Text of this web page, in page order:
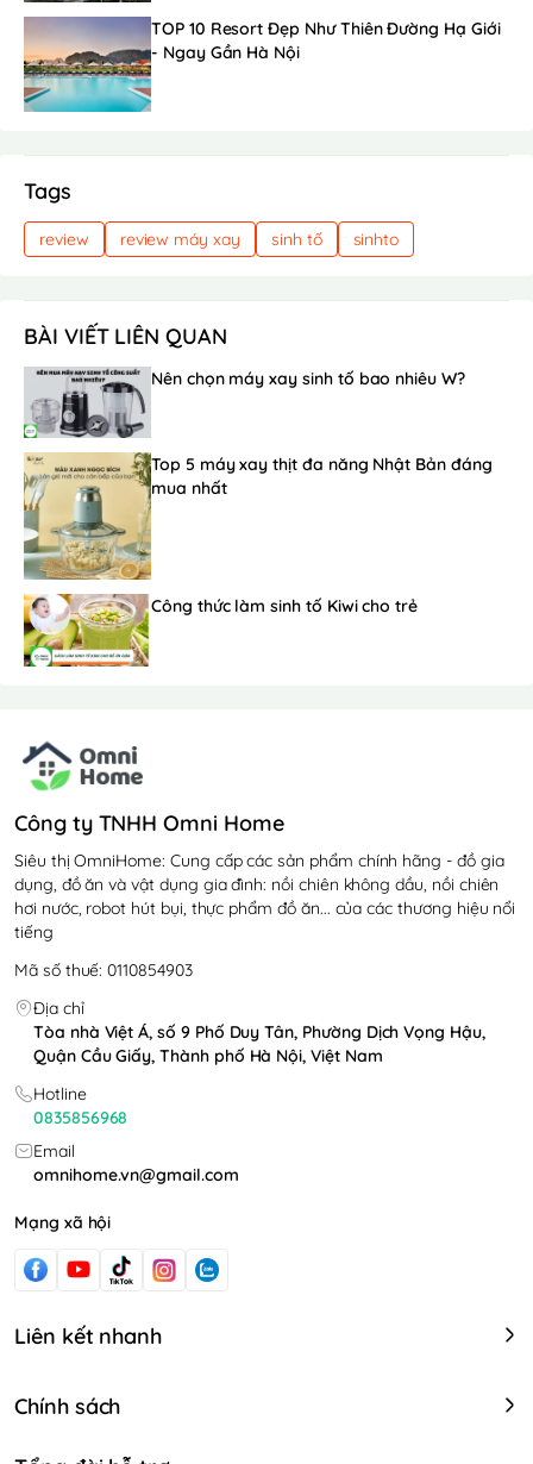
TOP 10 Resort Đẹp Như Thiên Đường Hạ Giới
- Ngay Gần Hà Nội
Tags
review review máy xay sinh tố sinhto
BÀI VIẾT LIÊN QUAN
Nên chọn máy xay sinh tố bao nhiêu W?
Top 5 máy xay thịt đa năng Nhật Bản đáng
mua nhất
Công thức làm sinh tố Kiwi cho trẻ
Công ty TNHH Omni Home
Siêu thị OmniHome: Cung cấp các sản phẩm chính hãng - đồ gia
dụng, đồ ăn và vật dụng gia đình: nồi chiên không dầu, nồi chiên
hơi nước, robot hút bụi, thực phẩm đồ ăn... của các thương hiệu nổi
tiếng
Mã số thuế: 0110854903
Địa chỉ
Tòa nhà Việt Á, số 9 Phố Duy Tân, Phường Dịch Vọng Hậu,
Quận Cầu Giấy, Thành phố Hà Nội, Việt Nam
Hotline
0835856968
Email
omnihome.vn@gmail.com
Mạng xã hội
Liên kết nhanh
Chính sách